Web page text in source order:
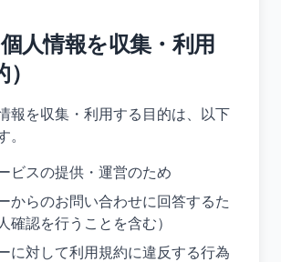
人情報を収集・利用
報を収集・利用する目的は、以下
。
ビスの提供・運営のため
からのお問い合わせに回答するた
確認を行うことを含む）
に対して利用規約に違反する行為